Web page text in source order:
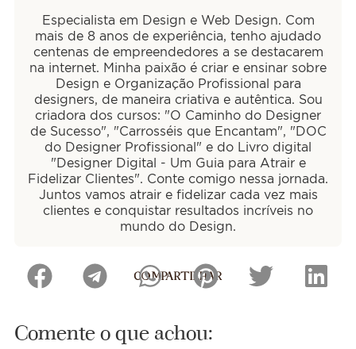
Especialista em Design e Web Design. Com
mais de 8 anos de experiência, tenho ajudado
centenas de empreendedores a se destacarem
na internet. Minha paixão é criar e ensinar sobre
Design e Organização Profissional para
designers, de maneira criativa e autêntica. Sou
criadora dos cursos: "O Caminho do Designer
de Sucesso", "Carrosséis que Encantam", "DOC
do Designer Profissional" e do Livro digital
"Designer Digital - Um Guia para Atrair e
Fidelizar Clientes". Conte comigo nessa jornada.
Juntos vamos atrair e fidelizar cada vez mais
clientes e conquistar resultados incríveis no
mundo do Design.
COMPARTILHAR
Comente o que achou: